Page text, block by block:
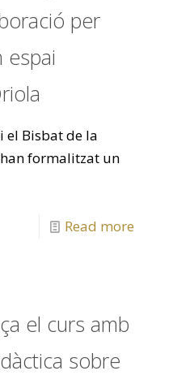
per
espai
el Bisbat de la
formalitzat un
Read more
el curs amb
sobre